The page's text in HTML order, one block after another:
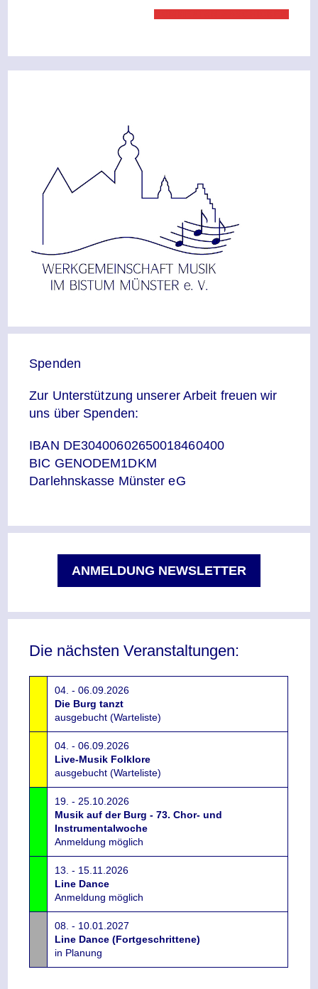
Spenden
Zur Unterstützung unserer Arbeit freuen wir
uns über Spenden:
IBAN DE30400602650018460400
BIC GENODEM1DKM
Darlehnskasse Münster eG
ANMELDUNG NEWSLETTER
Die nächsten Veranstaltungen:
04. - 06.09.2026
Die Burg tanzt
ausgebucht (Warteliste)
04. - 06.09.2026
Live-Musik Folklore
ausgebucht (Warteliste)
19. - 25.10.2026
Musik auf der Burg - 73. Chor- und
Instrumentalwoche
Anmeldung möglich
13. - 15.11.2026
Line Dance
Anmeldung möglich
08. - 10.01.2027
Line Dance (Fortgeschrittene)
in Planung